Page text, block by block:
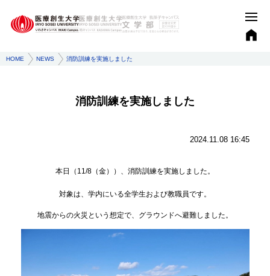
HOME NEWS 消防訓練を実施しました
消防訓練を実施しました
2024.11.08 16:45
本日（11/8（金））、消防訓練を実施しました。
対象は、学内にいる全学生および教職員です。
地震からの火災という想定で、グラウンドへ避難しました。